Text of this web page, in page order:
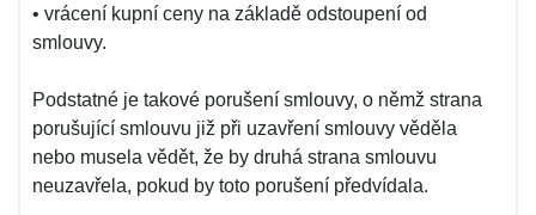
• vrácení kupní ceny na základě odstoupení od
smlouvy.
Podstatné je takové porušení smlouvy, o němž strana
porušující smlouvu již při uzavření smlouvy věděla
nebo musela vědět, že by druhá strana smlouvu
neuzavřela, pokud by toto porušení předvídala.